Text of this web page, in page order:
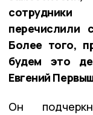
сотрудники
перечислили
Более того,
будем это
Евгений
Он